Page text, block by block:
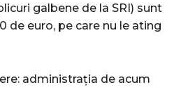
galbene de la SRI) sunt
de euro, pe care nu le ating
administrația de acum